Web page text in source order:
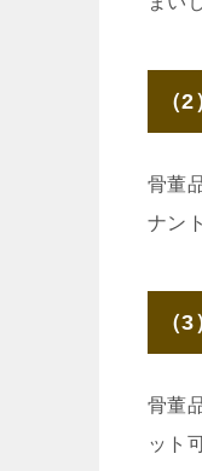
（
骨董
ナン
（
骨董
ット